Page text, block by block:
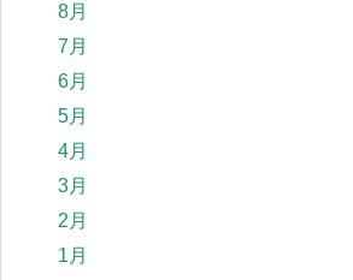
8月
7月
6月
5月
4月
3月
2月
1月